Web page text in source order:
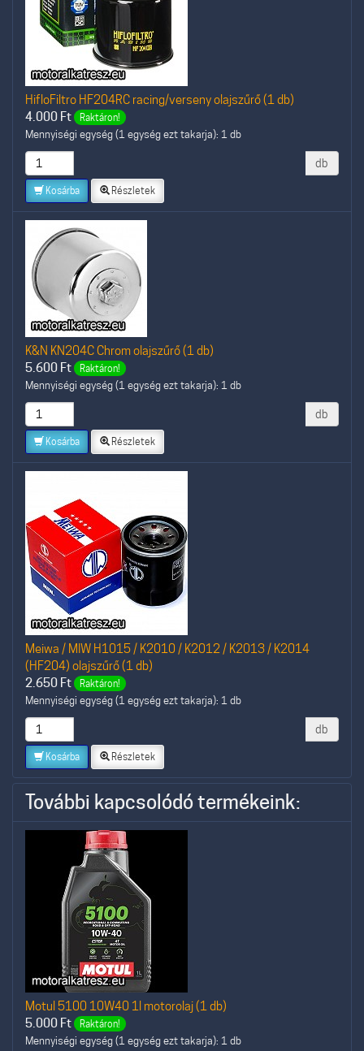
HifloFiltro HF204RC racing/verseny olajszűrő (1 db)
4.000 Ft Raktáron!
Mennyiségi egység (1 egység ezt takarja): 1 db
db
Kosárba Részletek
K&N KN204C Chrom olajszűrő (1 db)
5.600 Ft Raktáron!
Mennyiségi egység (1 egység ezt takarja): 1 db
db
Kosárba Részletek
Meiwa / MIW H1015 / K2010 / K2012 / K2013 / K2014
(HF204) olajszűrő (1 db)
2.650 Ft Raktáron!
Mennyiségi egység (1 egység ezt takarja): 1 db
db
Kosárba Részletek
További kapcsolódó termékeink:
Motul 5100 10W40 1l motorolaj (1 db)
5.000 Ft Raktáron!
Mennyiségi egység (1 egység ezt takarja): 1 db